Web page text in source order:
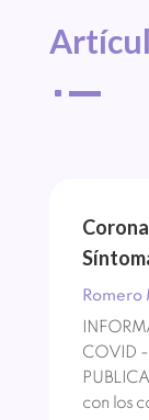
^
Romero
COVID -
con los